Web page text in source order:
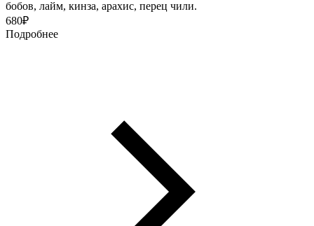
бобов, лайм, кинза, арахис, перец чили.
680₽
Подробнее